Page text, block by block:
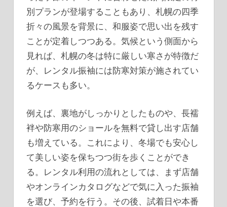
別プランが登場することもあり、札幌の四季
折々の風景を背景に、和服姿で思い出を残す
ことが定着しつつある。気候という側面から
見れば、札幌の冬は特に厳しい寒さが特徴だ
が、レンタル振袖には防寒対策が施されてい
るケースも多い。
例えば、裏地がしっかりとしたものや、長襦
袢や防寒用のショールを無料で貸し出す店舗
も増えている。これにより、冬場でも安心し
て美しい姿を保ちつつ街を歩くことができ
る。レンタル利用の流れとしては、まず店舗
やオンラインカタログなどで気に入った振袖
を選び、予約を行う。その後、試着日や本番